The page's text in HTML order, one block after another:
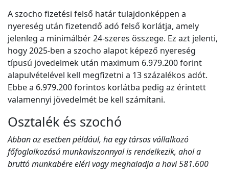
A szocho fizetési felső határ tulajdonképpen a
nyereség után fizetendő adó felső korlátja, amely
jelenleg a minimálbér 24-szeres összege. Ez azt jelenti,
hogy 2025-ben a szocho alapot képező nyereség
típusú jövedelmek után maximum 6.979.200 forint
alapulvételével kell megfizetni a 13 százalékos adót.
Ebbe a 6.979.200 forintos korlátba pedig az érintett
valamennyi jövedelmét be kell számítani.
Osztalék és szochó
Abban az esetben például, ha egy társas vállalkozó
főfoglalkozású munkaviszonnyal is rendelkezik, ahol a
bruttó munkabére eléri vagy meghaladja a havi 581.600